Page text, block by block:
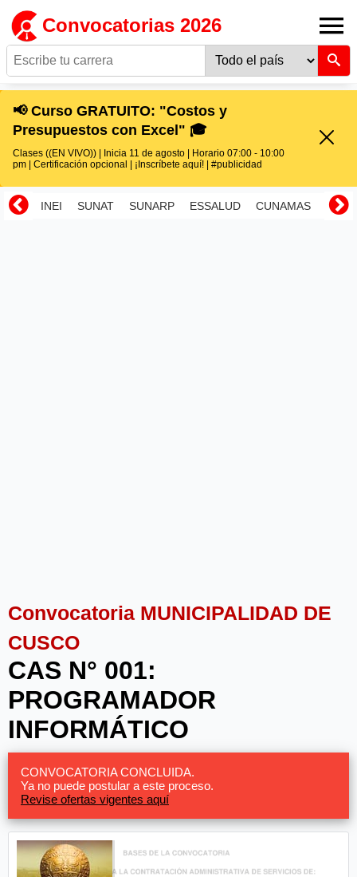
Convocatorias 2026
📢 Curso GRATUITO: "Costos y
Presupuestos con Excel" 🎓
Clases ((EN VIVO)) | Inicia 11 de agosto | Horario 07:00 - 10:00
pm | Certificación opcional | ¡Inscríbete aquí! | #publicidad
INEI SUNAT SUNARP ESSALUD CUNAMAS
Convocatoria MUNICIPALIDAD DE
CUSCO
CAS N° 001:
PROGRAMADOR
INFORMÁTICO
CONVOCATORIA CONCLUIDA.
Ya no puede postular a este proceso.
Revise ofertas vigentes aquí